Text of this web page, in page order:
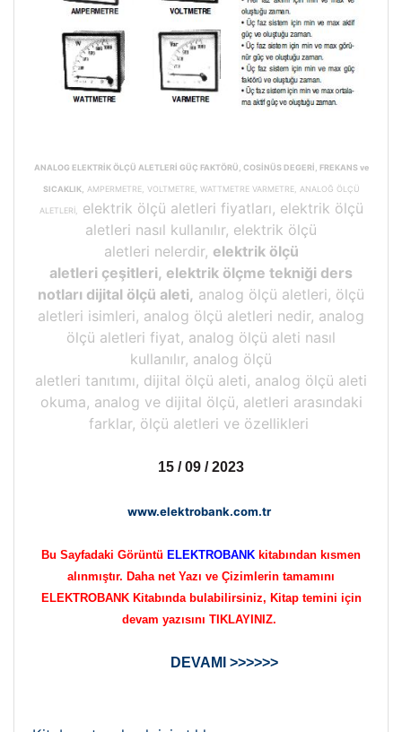
ANALOG ELEKTRİK ÖLÇÜ ALETLERİ GÜÇ FAKTÖRÜ, COSİNÜS DEGERİ, FREKANS ve
SICAKLIK, AMPERMETRE, VOLTMETRE, WATTMETRE VARMETRE, ANALOĞ ÖLÇÜ
ALETLERİ,
elektrik ölçü aletleri fiyatları, elektrik ölçü
aletleri nasıl kullanılır, elektrik ölçü
aletleri nelerdir, elektrik ölçü
aletleri çeşitleri, elektrik ölçme tekniği ders
notları dijital ölçü aleti, analog ölçü aletleri, ölçü
aletleri isimleri, analog ölçü aletleri nedir, analog
ölçü aletleri fiyat, analog ölçü aleti nasıl
kullanılır, analog ölçü
aletleri tanıtımı, dijital ölçü aleti, analog ölçü aleti
okuma, analog ve dijital ölçü, aletleri arasındaki
farklar, ölçü aletleri ve özellikleri
15 / 09 / 2023
www.elektrobank.com.tr
Bu Sayfadaki Görüntü ELEKTROBANK kitabından kısmen
alınmıştır. Daha net Yazı ve Çizimlerin tamamını
ELEKTROBANK Kitabında bulabilirsiniz, Kitap temini için
devam yazısını TIKLAYINIZ.
DEVAMI >>>>>>